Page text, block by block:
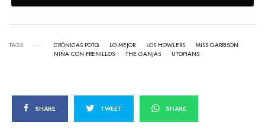
TAGS CRÓNICAS POTQ LO MEJOR LOS HOWLERS
MISS GARRISON
NIÑA CON FRENILLOS
THE GANJAS UTOPIANS
SHARE TWEET SHARE